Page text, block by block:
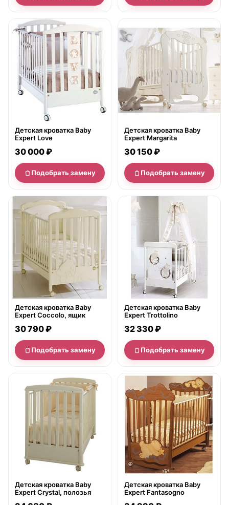
нет в продаже
Детская кроватка Baby
Expert Love
30 000 ₽
Подобрать замену
нет в продаже
Детская кроватка Baby
Expert Margarita
30 150 ₽
Подобрать замену
нет в продаже
Детская кроватка Baby
Expert Coccolo, ящик
30 790 ₽
Подобрать замену
нет в продаже
Детская кроватка Baby
Expert Trottolino
32 330 ₽
Подобрать замену
нет в продаже
Детская кроватка Baby
Expert Crystal, полозья
нет в продаже
Детская кроватка Baby
Expert Fantasogno